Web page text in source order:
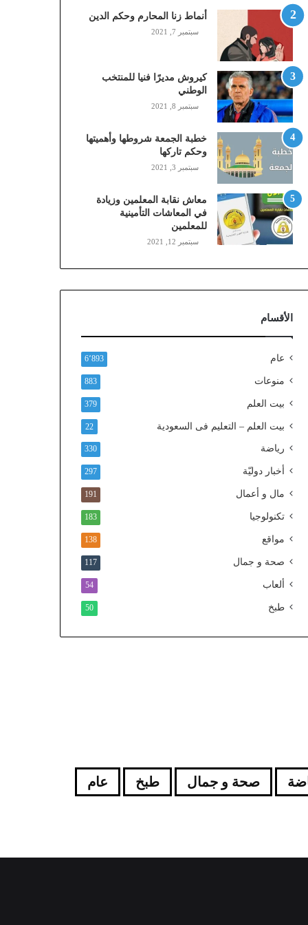
,
م
ا
ي
ل
ي
،
ز
ي
ن
)
ع
ب
ر
ا
ن
ذ
و
ن
ي
ل
م
ح
أنماط زنا المحارم وحكم الدين
سبتمبر 7, 2021
كيروش مديرًا فنيا للمنتخب
الوطني
سبتمبر 8, 2021
خطبة الجمعة شروطها وأهميتها
وحكم تاركها
سبتمبر 3, 2021
معاش نقابة المعلمين وزيادة
في المعاشات التأمينية
للمعلمين
سبتمبر 12, 2021
الأقسام
عام 6٬893
منوعات 883
بيت العلم 379
بيت العلم – التعليم فى السعودية 22
رياضة 330
أخبار دوليّة 297
مال و أعمال 191
تكنولوجيا 183
مواقع 138
صحة و جمال 117
ألعاب 54
طبخ 50
صحة و جمال طبخ عام